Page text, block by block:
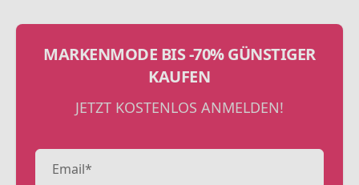
MARKENMODE BIS -70% GÜNSTIGER
KAUFEN
JETZT KOSTENLOS ANMELDEN!